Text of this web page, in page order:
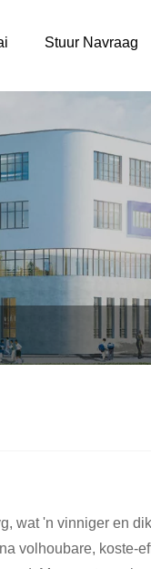
Stuur Navraag
wat 'n vinniger en
volhoubare, koste-